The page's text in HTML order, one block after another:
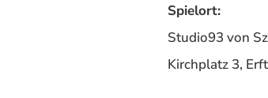
Spielort:
Studio93 von
Kirchplatz 3,